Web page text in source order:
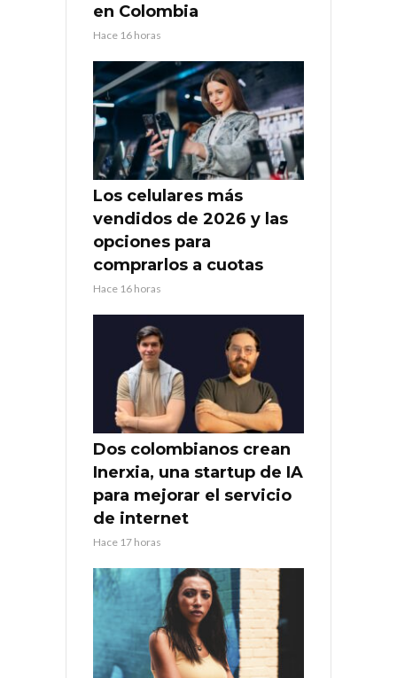
en Colombia
Hace 16 horas
Los celulares más
vendidos de 2026 y las
opciones para
comprarlos a cuotas
Hace 16 horas
Dos colombianos crean
Inerxia, una startup de IA
para mejorar el servicio
de internet
Hace 17 horas